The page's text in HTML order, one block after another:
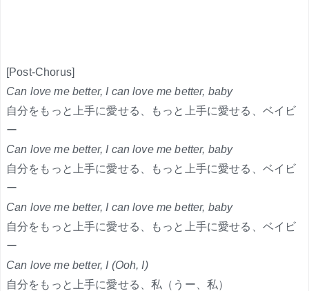
[Post-Chorus]
Can love me better, I can love me better, baby
自分をもっと上手に愛せる、もっと上手に愛せる、ベイビ
ー
Can love me better, I can love me better, baby
自分をもっと上手に愛せる、もっと上手に愛せる、ベイビ
ー
Can love me better, I can love me better, baby
自分をもっと上手に愛せる、もっと上手に愛せる、ベイビ
ー
Can love me better, I (Ooh, I)
自分をもっと上手に愛せる、私（うー、私）